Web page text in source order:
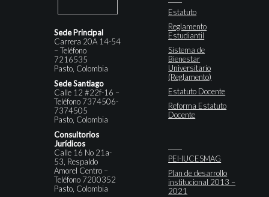
Sede Principal
Carrera 20A 14-54
– Teléfono
7216535
Pasto, Colombia
Sede Santiago
Calle 12 #22f-16 –
Teléfono 7374506-
7374505
Pasto, Colombia
Consultorios
Jurídicos
Calle 16 No 21a-
53, Respaldo
Amorel Centro –
Teléfono 7200352
Pasto, Colombia
Estatuto
Reglamento
Estudiantil
Sistema de
Bienestar
Universitario
(Reglamento)
Estatuto Docente
Reforma Estatuto
Docente
PEI-IUCESMAG
Plan de desarrollo
institucional 2013 –
2021